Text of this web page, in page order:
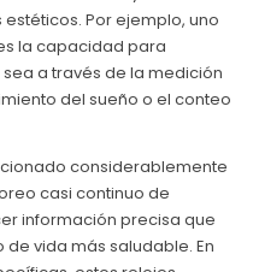
Por ejemplo, uno
la capacidad para
a través de la medición
del sueño o el conteo
considerablemente
casi continuo de
información precisa que
vida más saludable. En